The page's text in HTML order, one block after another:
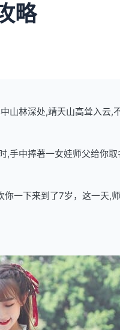
略
山林深处,靖天山高耸入云
手中捧著一女娃师父给你
一下来到了7岁，这一天,